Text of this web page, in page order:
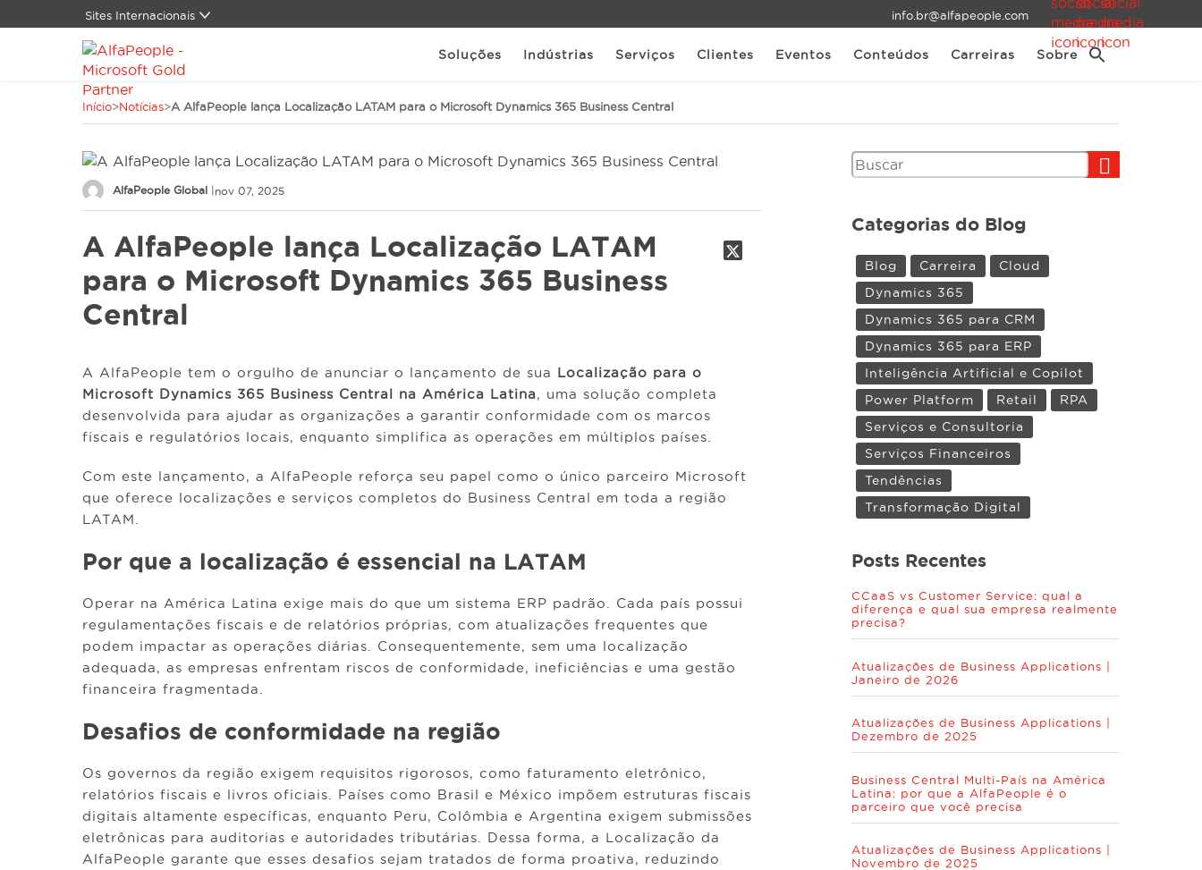
Sites Internacionais
Global
Alemanha
Canadá
China
Espanha
LATAM
Suíça
info.br@alfapeople.com
Soluções Indústrias Serviços Clientes Eventos Conteúdos Carreiras Sobre
Início>Notícias>A AlfaPeople lança Localização LATAM para o Microsoft Dynamics 365 Business Central
AlfaPeople Global | nov 07, 2025
A AlfaPeople lança Localização LATAM
para o Microsoft Dynamics 365 Business
Central
A AlfaPeople tem o orgulho de anunciar o lançamento de sua Localização para o
Microsoft Dynamics 365 Business Central na América Latina, uma solução completa
desenvolvida para ajudar as organizações a garantir conformidade com os marcos
fiscais e regulatórios locais, enquanto simplifica as operações em múltiplos países.
Com este lançamento, a AlfaPeople reforça seu papel como o único parceiro Microsoft
que oferece localizações e serviços completos do Business Central em toda a região
LATAM.
Por que a localização é essencial na LATAM
Operar na América Latina exige mais do que um sistema ERP padrão. Cada país possui
regulamentações fiscais e de relatórios próprias, com atualizações frequentes que
podem impactar as operações diárias. Consequentemente, sem uma localização
adequada, as empresas enfrentam riscos de conformidade, ineficiências e uma gestão
financeira fragmentada.
Desafios de conformidade na região
Os governos da região exigem requisitos rigorosos, como faturamento eletrônico,
relatórios fiscais e livros oficiais. Países como Brasil e México impõem estruturas fiscais
digitais altamente específicas, enquanto Peru, Colômbia e Argentina exigem submissões
eletrônicas para auditorias e autoridades tributárias. Dessa forma, a Localização da
AlfaPeople garante que esses desafios sejam tratados de forma proativa, reduzindo
Pesquisar
Categorias do Blog
Blog Carreira
Cloud
Dynamics 365
Dynamics 365 para CRM
Dynamics 365 para ERP
Inteligência Artificial e Copilot
Power Platform
Retail
RPA
Serviços e Consultoria
Serviços Financeiros
Tendências
Transformação Digital
Posts Recentes
CCaaS vs Customer Service: qual a
diferença e qual sua empresa realmente
precisa?
Atualizações de Business Applications |
Janeiro de 2026
Atualizações de Business Applications |
Dezembro de 2025
Business Central Multi-País na América
Latina: por que a AlfaPeople é o
parceiro que você precisa
Atualizações de Business Applications |
Novembro de 2025